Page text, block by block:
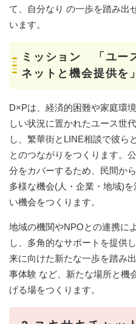
て、自分なり の一歩を踏み出
います。
ミッション
「ユ
ネットと機会提供を」
D×Pは、経済的困難や家庭環
しい状況に置かれたユース世
し、繁華街とLINE相談で彼ら
とのつながりをつくります。
分をカバーするため、民間か
多様な機会(人・企業・地域)
い機会をつくります。
地域の機関やNPOとの連携に
し、多角的なサポートを提供
来に向けた新たな一歩を踏み
事体験 など、新たな場所と機
げる場をつくります。